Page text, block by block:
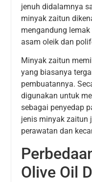
jenuh didalamnya
minyak zaitun
mengandung
asam oleik dan
Minyak zaitun
yang biasanya
pembuatannya.
digunakan untuk
sebagai penyedap
jenis minyak zaitun
perawatan dan
Olive Oil